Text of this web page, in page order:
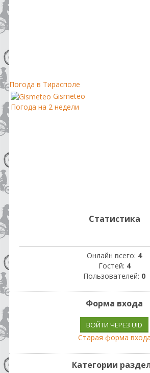
Погода в Тирасполе
Gismeteo
Погода на 2 недели
Статистика
Онлайн всего: 4
Гостей: 4
Пользователей: 0
Форма входа
ВОЙТИ ЧЕРЕЗ UID
Старая форма входа
Категории